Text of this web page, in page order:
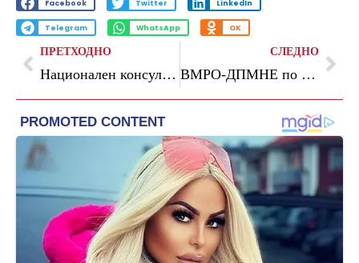
Facebook Twitter LinkedIn
Telegram WhatsApp OK
ПРЕТХОДНО
Национален консултативен механизам за Реформската агенда: Преглед на напредокот на „половина пат“
СЛЕДНО
ВМРО-ДПМНЕ по реакциите за Дејвид Гета: СДСМ го чека празникот за независноста на Бугарија